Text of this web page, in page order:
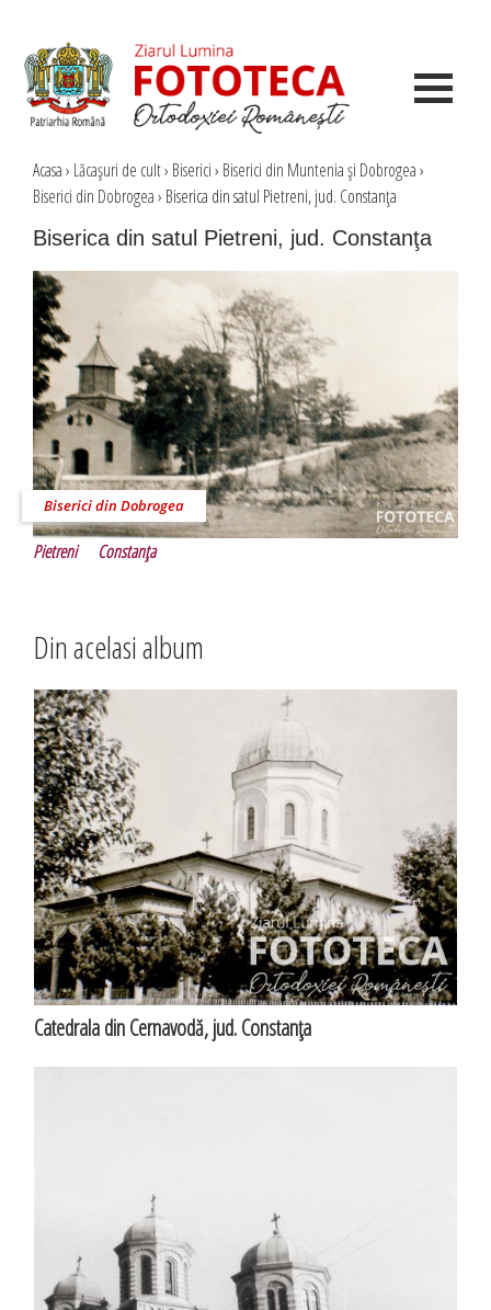
Acasa› Lăcaşuri de cult› Biserici› Biserici din Muntenia şi Dobrogea›
Biserici din Dobrogea› Biserica din satul Pietreni, jud. Constanţa
Biserica din satul Pietreni, jud. Constanţa
Biserici din Dobrogea
Pietreni Constanţa
Din acelasi album
Catedrala din Cernavodă, jud. Constanţa